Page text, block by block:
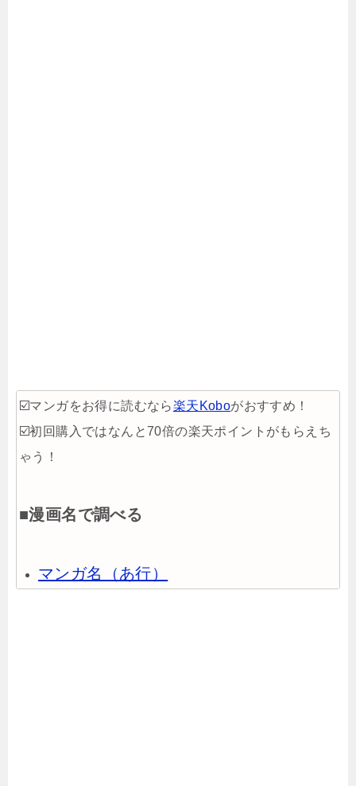
☑️マンガをお得に読むなら楽天Koboがおすすめ！
☑️初回購入ではなんと70倍の楽天ポイントがもらえち
ゃう！
■漫画名で調べる
マンガ名（あ行）